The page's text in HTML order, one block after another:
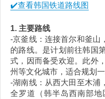
✔️查看韩国铁道路线图
1. 主要路线
-京釜线：连接首尔和釜山
的路线。是计划前往韩国
式，因而备受欢迎。此外
州等文化城市，适合规划
-湖南线：从西大田至木浦
全罗道（韩半岛西南部